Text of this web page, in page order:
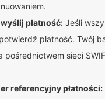
płatność: Jeśli
płatność. Twój
pośrednictwem sieci
referencyjny płatności: